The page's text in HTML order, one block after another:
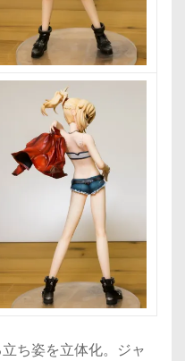
ち姿を立体化。ジャ